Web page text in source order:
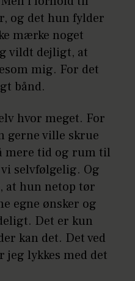
og det hun fylder
mærke noget
vildt dejligt, at
mig. For det
bånd.
hvor meget. For
gerne ville skrue
mere tid og rum til
selvfølgelig. Og
at hun netop tør
egne ønsker og
Det er kun
kan det. Det ved
jeg lykkes med det